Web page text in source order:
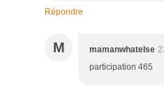
Répondre
M mamanwhatelse
participation 465